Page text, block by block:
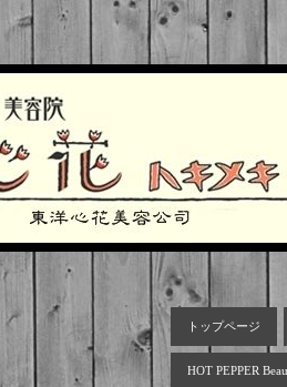
トップページ
HOT PEPPER